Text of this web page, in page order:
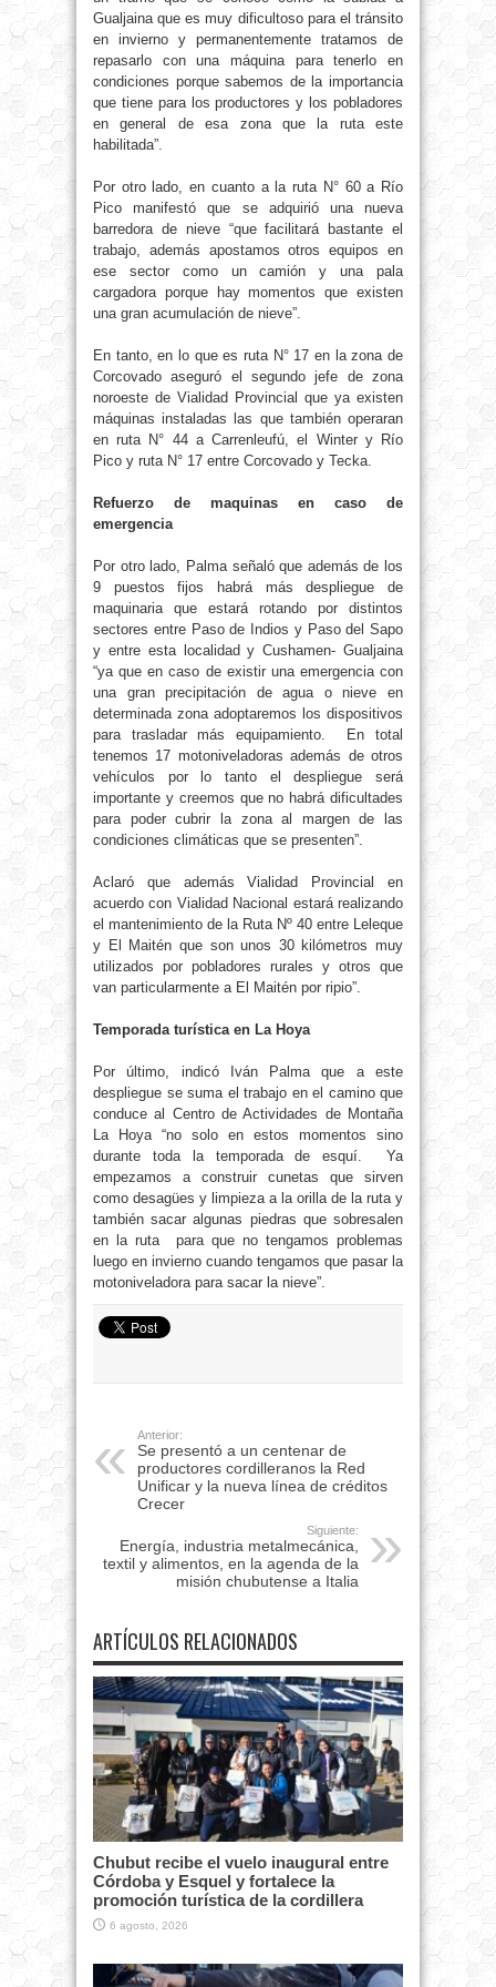
Gualjaina que es muy dificultoso para el tránsito
en invierno y permanentemente tratamos de
repasarlo con una máquina para tenerlo en
condiciones porque sabemos de la importancia
que tiene para los productores y los pobladores
en general de esa zona que la ruta este
habilitada”.
Por otro lado, en cuanto a la ruta N° 60 a Río
Pico manifestó que se adquirió una nueva
barredora de nieve “que facilitará bastante el
trabajo, además apostamos otros equipos en
ese sector como un camión y una pala
cargadora porque hay momentos que existen
una gran acumulación de nieve”.
En tanto, en lo que es ruta N° 17 en la zona de
Corcovado aseguró el segundo jefe de zona
noroeste de Vialidad Provincial que ya existen
máquinas instaladas las que también operaran
en ruta N° 44 a Carrenleufú, el Winter y Río
Pico y ruta N° 17 entre Corcovado y Tecka.
Refuerzo de maquinas en caso de
emergencia
Por otro lado, Palma señaló que además de los
9 puestos fijos habrá más despliegue de
maquinaria que estará rotando por distintos
sectores entre Paso de Indios y Paso del Sapo
y entre esta localidad y Cushamen- Gualjaina
“ya que en caso de existir una emergencia con
una gran precipitación de agua o nieve en
determinada zona adoptaremos los dispositivos
para trasladar más equipamiento. En total
tenemos 17 motoniveladoras además de otros
vehículos por lo tanto el despliegue será
importante y creemos que no habrá dificultades
para poder cubrir la zona al margen de las
condiciones climáticas que se presenten”.
Aclaró que además Vialidad Provincial en
acuerdo con Vialidad Nacional estará realizando
el mantenimiento de la Ruta Nº 40 entre Leleque
y El Maitén que son unos 30 kilómetros muy
utilizados por pobladores rurales y otros que
van particularmente a El Maitén por ripio”.
Temporada turística en La Hoya
Por último, indicó Iván Palma que a este
despliegue se suma el trabajo en el camino que
conduce al Centro de Actividades de Montaña
La Hoya “no solo en estos momentos sino
durante toda la temporada de esquí. Ya
empezamos a construir cunetas que sirven
como desagües y limpieza a la orilla de la ruta y
también sacar algunas piedras que sobresalen
en la ruta para que no tengamos problemas
luego en invierno cuando tengamos que pasar la
motoniveladora para sacar la nieve”.
Anterior:
Se presentó a un centenar de
productores cordilleranos la Red
Unificar y la nueva línea de créditos
Crecer
Siguiente:
Energía, industria metalmecánica,
textil y alimentos, en la agenda de la
misión chubutense a Italia
ARTÍCULOS RELACIONADOS
Chubut recibe el vuelo inaugural entre
Córdoba y Esquel y fortalece la
promoción turística de la cordillera
6 agosto, 2026